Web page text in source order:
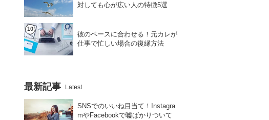
対しても心が広い人の特徴5選
彼のペースに合わせる！元カレが
仕事で忙しい場合の復縁方法
最新記事 Latest
SNSでのいいね目当て！Instagra
mやFacebookで嘘ばかりついて